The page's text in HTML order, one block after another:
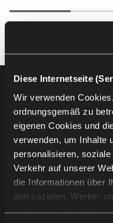
Diese Internetseite
Wir verwenden
ordnungsgemäß zu
eigenen Cookies und
verwenden, um Inhalte
personalisieren,
Verkehr auf unserer
die Informationen über
den sozialen, Werbe-
Verfügung. Die Partner
Footer
Produkte
Auditoriumsbestuhlung
Tribünenbestuhlung
Stadionbestuhlung